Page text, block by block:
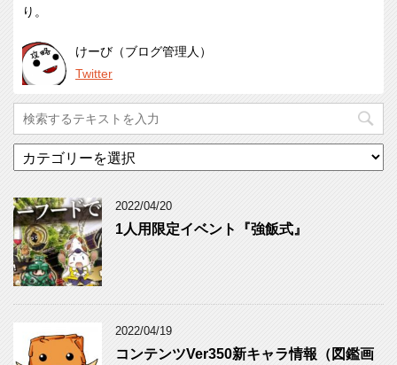
り。
けーび（ブログ管理人）
Twitter
テ
リ
ー
2022/04/20
1人用限定イベント『強飯式』
2022/04/19
コンテンツVer350新キャラ情報（図鑑画